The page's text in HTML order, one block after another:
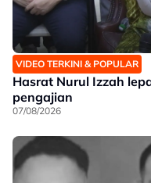
VIDEO TERKINI & POPULAR
Hasrat Nurul Izzah
pengajian
07/08/2026